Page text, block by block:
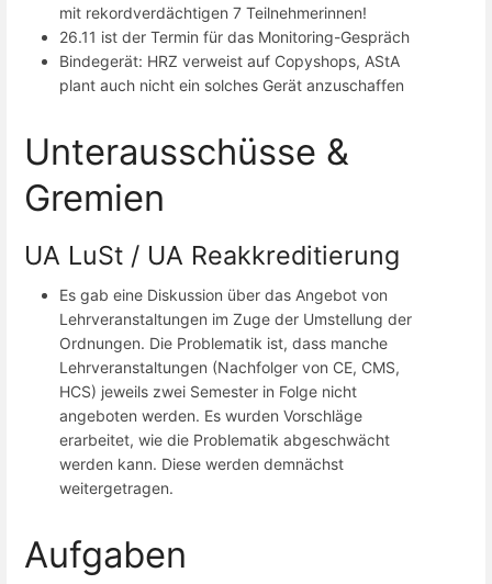
mit rekordverdächtigen 7 Teilnehmerinnen!
26.11 ist der Termin für das Monitoring-Gespräch
Bindegerät: HRZ verweist auf Copyshops, AStA
plant auch nicht ein solches Gerät anzuschaffen
Unterausschüsse &
Gremien
UA LuSt / UA Reakkreditierung
Es gab eine Diskussion über das Angebot von
Lehrveranstaltungen im Zuge der Umstellung der
Ordnungen. Die Problematik ist, dass manche
Lehrveranstaltungen (Nachfolger von CE, CMS,
HCS) jeweils zwei Semester in Folge nicht
angeboten werden. Es wurden Vorschläge
erarbeitet, wie die Problematik abgeschwächt
werden kann. Diese werden demnächst
weitergetragen.
Aufgaben